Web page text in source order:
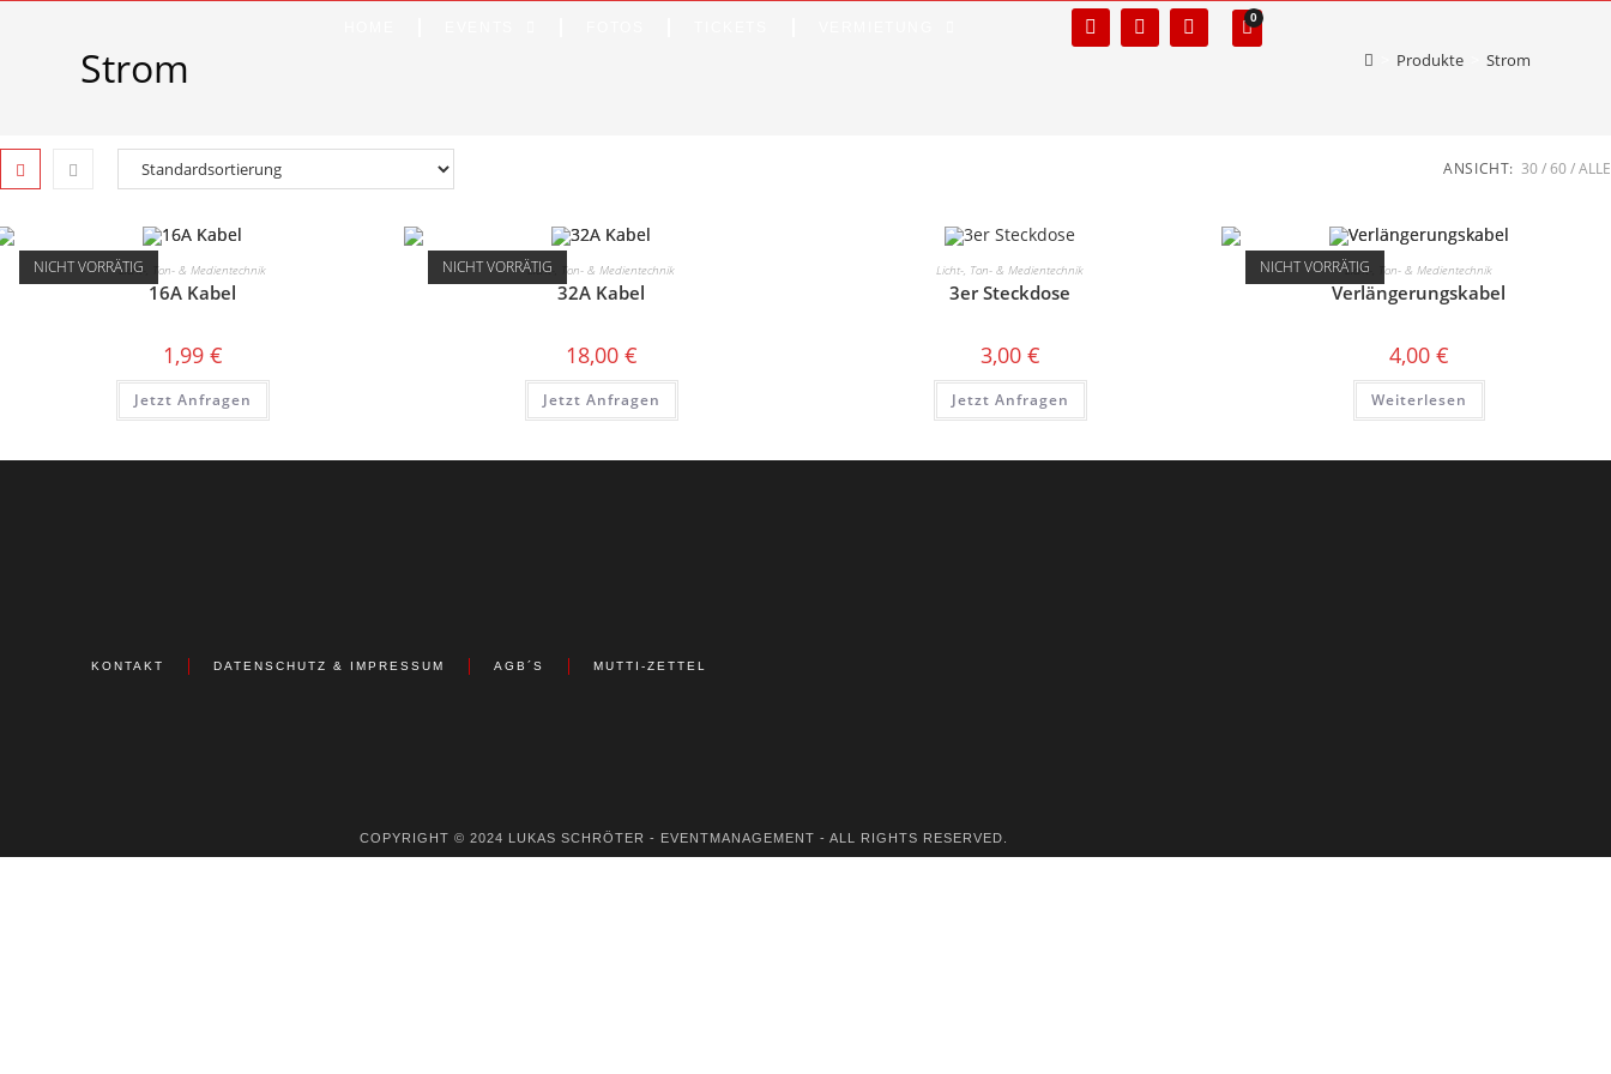
0
Strom Produkte Strom
ANSICHT: 30 60 ALLE
NICHT VORRÄTIGLicht-, Ton- & Medientechnik
16A Kabel
1,99 €
Jetzt Anfragen
NICHT VORRÄTIGLicht-, Ton- & Medientechnik
32A Kabel
18,00 €
Jetzt Anfragen
Licht-, Ton- & Medientechnik
3er Steckdose
3,00 €
Jetzt Anfragen
NICHT VORRÄTIGLicht-, Ton- & Medientechnik
Verlängerungskabel
4,00 €
Weiterlesen
KONTAKT DATENSCHUTZ & IMPRESSUM AGB´S MUTTI-ZETTEL
COPYRIGHT © 2024 LUKAS SCHRÖTER - EVENTMANAGEMENT - ALL RIGHTS RESERVED.